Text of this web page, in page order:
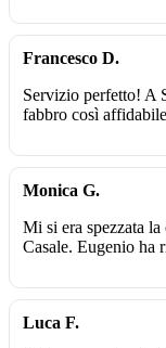
Francesco D.
Servizio perfetto! A
fabbro così
Monica G.
Mi si era spezzata
Casale. Eugenio ha
Luca F.